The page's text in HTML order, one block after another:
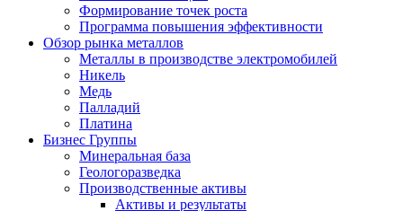
Формирование точек роста
Программа повышения эффективности
Обзор рынка металлов
Металлы в производстве электромобилей
Никель
Медь
Палладий
Платина
Бизнес Группы
Минеральная база
Геологоразведка
Производственные активы
Активы и результаты